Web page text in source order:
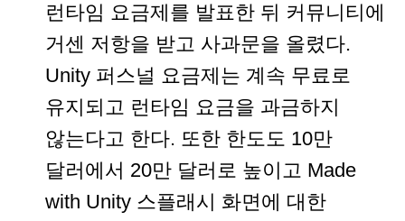
런타임 요금제를 발표한 뒤 커뮤니티에
거센 저항을 받고 사과문을 올렸다.
Unity 퍼스널 요금제는 계속 무료로
유지되고 런타임 요금을 과금하지
않는다고 한다. 또한 한도도 10만
달러에서 20만 달러로 높이고 Made
with Unity 스플래시 화면에 대한